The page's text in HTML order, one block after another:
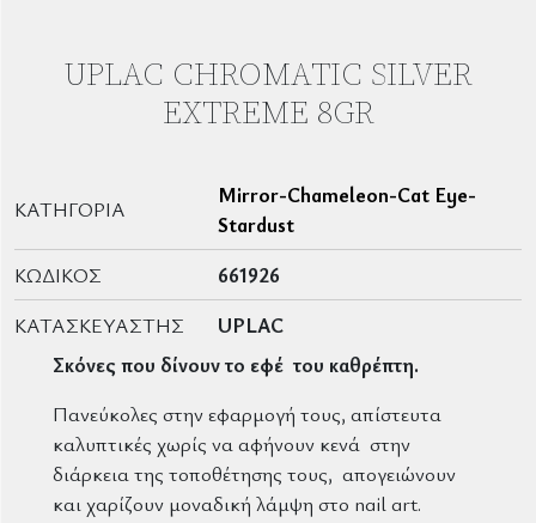
UPLAC CHROMATIC SILVER
EXTREME 8GR
ΚΑΤΗΓΟΡΊΑ
Mirror-Chameleon-Cat Eye-
Stardust
ΚΩΔΙΚΌΣ
661926
ΚΑΤΑΣΚΕΥΑΣΤΉΣ
UPLAC
Σκόνες που δίνουν το εφέ του καθρέπτη.
Πανεύκολες στην εφαρμογή τους, απίστευτα
καλυπτικές χωρίς να αφήνουν κενά στην
διάρκεια της τοποθέτησης τους, απογειώνουν
και χαρίζουν μοναδική λάμψη στο nail art.